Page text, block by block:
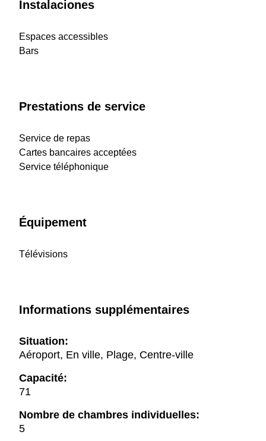
Instalaciones
Espaces accessibles
Bars
Prestations de service
Service de repas
Cartes bancaires acceptées
Service téléphonique
Équipement
Télévisions
Informations supplémentaires
Situation:
Aéroport, En ville, Plage, Centre-ville
Capacité:
71
Nombre de chambres individuelles:
5